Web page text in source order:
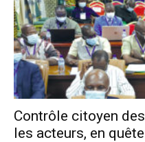
Contrôle citoyen
les acteurs, en